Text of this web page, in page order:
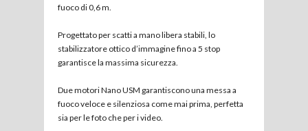
fuoco di 0,6 m.
Progettato per scatti a mano libera stabili, lo
stabilizzatore ottico d’immagine fino a 5 stop
garantisce la massima sicurezza.
Due motori Nano USM garantiscono una messa a
fuoco veloce e silenziosa come mai prima, perfetta
sia per le foto che per i video.